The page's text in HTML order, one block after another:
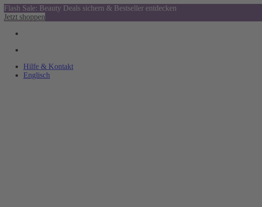
Flash Sale: Beauty Deals sichern & Bestseller entdecken
Jetzt shoppen
Hilfe & Kontakt
Englisch